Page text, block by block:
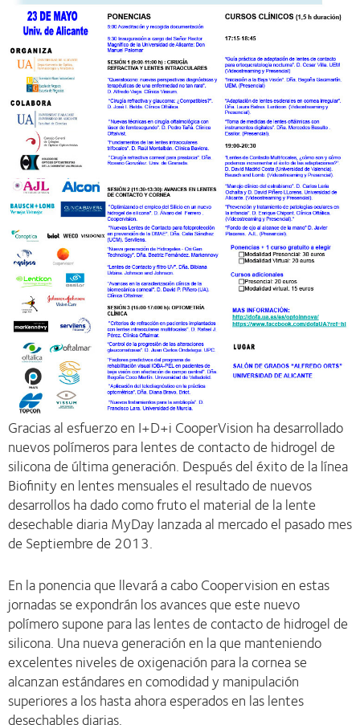
Gracias al esfuerzo en I+D+i CooperVision ha desarrollado
nuevos polímeros para lentes de contacto de hidrogel de
silicona de última generación. Después del éxito de la línea
Biofinity en lentes mensuales el resultado de nuevos
desarrollos ha dado como fruto el material de la lente
desechable diaria MyDay lanzada al mercado el pasado mes
de Septiembre de 2013.
En la ponencia que llevará a cabo Coopervision en estas
jornadas se expondrán los avances que este nuevo
polímero supone para las lentes de contacto de hidrogel de
silicona. Una nueva generación en la que manteniendo
excelentes niveles de oxigenación para la cornea se
alcanzan estándares en comodidad y manipulación
superiores a los hasta ahora esperados en las lentes
desechables diarias.